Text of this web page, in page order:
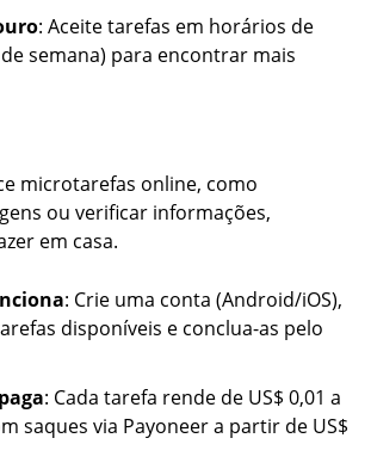
: Aceite tarefas em horários de
semana) para encontrar mais
microtarefas online, como
ou verificar informações,
em casa.
: Crie uma conta (Android/iOS),
disponíveis e conclua-as pelo
: Cada tarefa rende de US$ 0,01 a
saques via Payoneer a partir de US$